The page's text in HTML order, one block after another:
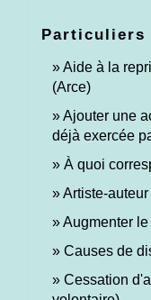
Particuliers
Aide à la
(Arce)
Ajouter une
déjà exercée
À quoi
Artiste-
Augmenter
Causes de
Cessation